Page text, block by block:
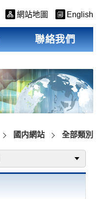
網站地圖 English
聯絡我們
國内網站 全部類別